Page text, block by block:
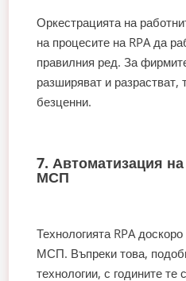
Оркестрацията на
на процесите на RPA да
правилния ред. За
разширяват и разрастват,
безценни.
7. Автоматизация
МСП
Технологията RPA
МСП. Въпреки това,
технологии, с годините те